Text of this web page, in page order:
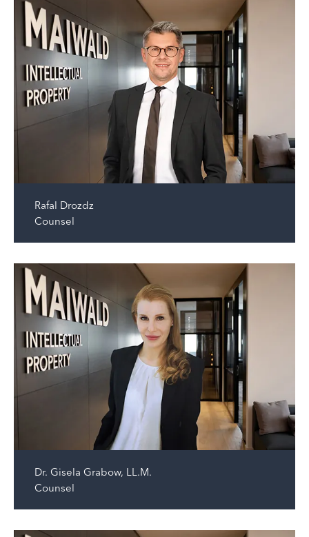
Rafal Drozdz
Counsel
Dr. Gisela Grabow, LL.M.
Counsel